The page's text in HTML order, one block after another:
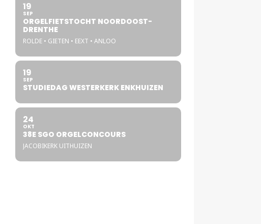
19
SEP
ORGELFIETSTOCHT NOORDOOST-
DRENTHE
ROLDE • GIETEN • EEXT • ANLOO
19
SEP
STUDIEDAG WESTERKERK ENKHUIZEN
24
OKT
38E SGO ORGELCONCOURS
JACOBIKERK UITHUIZEN